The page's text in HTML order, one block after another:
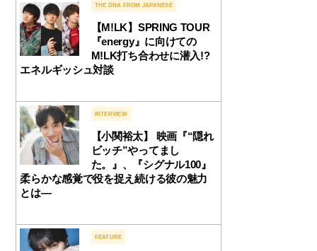
THE DNA FROM JAPANESE
【M!LK】SPRING TOUR
『energy』に向けての
M!LK打ち合わせに潜入!?
エネルギッシュ対談
INTERVIEW
【小関裕太】 映画『“隠れ
ビッチ”やってまし
た。』、『シグナル100』
柔らかな感覚で役を捉え続ける彼の魅力
とは—
FEATURE